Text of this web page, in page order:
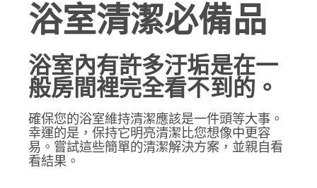
浴室清潔必備品
浴室內有許多汙垢是在一
般房間裡完全看不到的。
確保您的浴室維持清潔應該是一件頭等大事。
幸運的是，保持它明亮清潔比您想像中更容
易。嘗試這些簡單的清潔解決方案，並親自看
看結果。